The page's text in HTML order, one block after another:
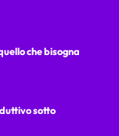
che bisogna
sotto